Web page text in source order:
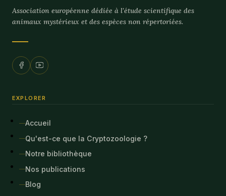
Association européenne dédiée à l'étude scientifique des
animaux mystérieux et des espèces non répertoriées.
EXPLORER
Accueil
Qu'est-ce que la Cryptozoologie ?
Notre bibliothèque
Nos publications
Blog